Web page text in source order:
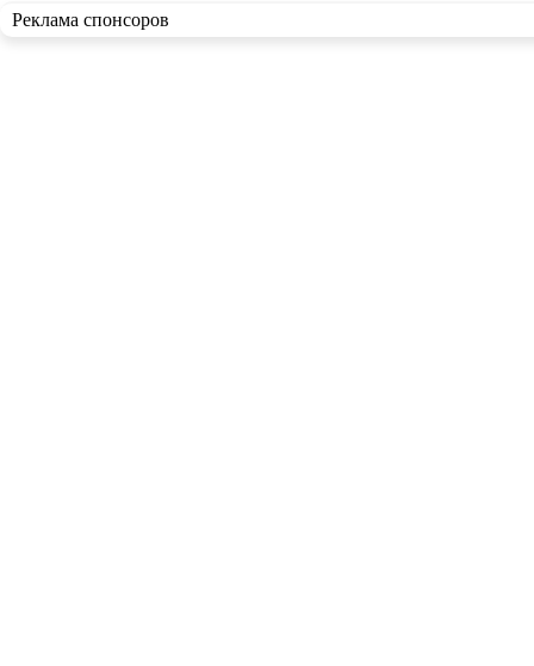
Реклама спонсоров